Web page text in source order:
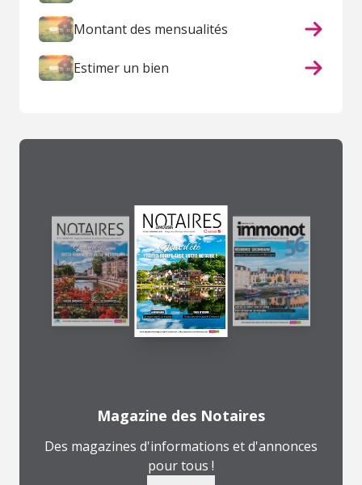
Montant des mensualités
Estimer un bien
Magazine des Notaires
Des magazines d'informations et d'annonces
pour tous !